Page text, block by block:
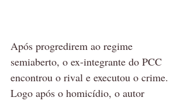
Após progredirem ao regime
semiaberto, o ex-integrante do PCC
encontrou o rival e executou o crime.
Logo após o homicídio, o autor